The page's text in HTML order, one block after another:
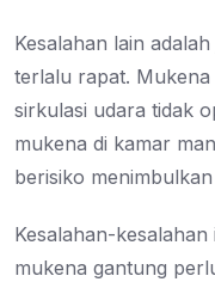
Kesalahan lain
terlalu rapat.
sirkulasi udara tidak
mukena di kamar
berisiko
Kesalahan-
mukena gantung